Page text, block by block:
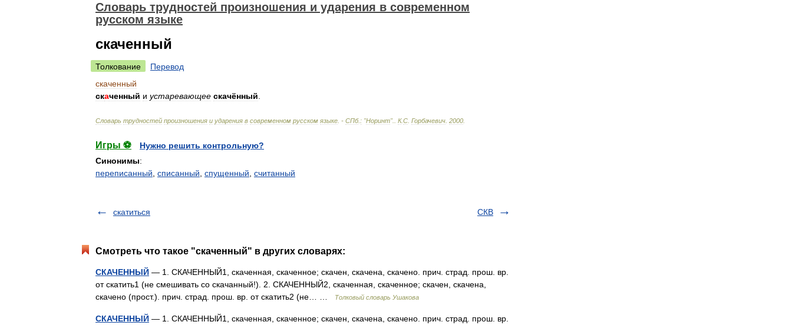
Словарь трудностей произношения и ударения в современном
русском языке
скаченный
Толкование
Перевод
скаченный
скаченный и устаревающее скачённый
Словарь трудностей произношения и ударения в современном русском языке . - СПб. : "Норинт". К.С Горбачевич 2000
Игры ⚽
Нужно решить контрольную?
Синонимы:
переписанный списанный спущенный считанный
скатиться СКВ
Смотреть что такое "скаченный" в других словарях:
СКАЧЕННЫЙ — 1. СКАЧЕННЫЙ1, скаченная, скаченное; скачен, скачена, скачено. прич. страд. прош. вр.
от скатить1 (не смешивать со скачанный!). 2. СКАЧЕННЫЙ2, скаченная, скаченное; скачен, скачена,
скачено (прост.). прич. страд. прош. вр. от скатить2 (не… …
Толковый словарь Ушакова
СКАЧЕННЫЙ — 1. СКАЧЕННЫЙ1, скаченная, скаченное; скачен, скачена, скачено. прич. страд. прош. вр.